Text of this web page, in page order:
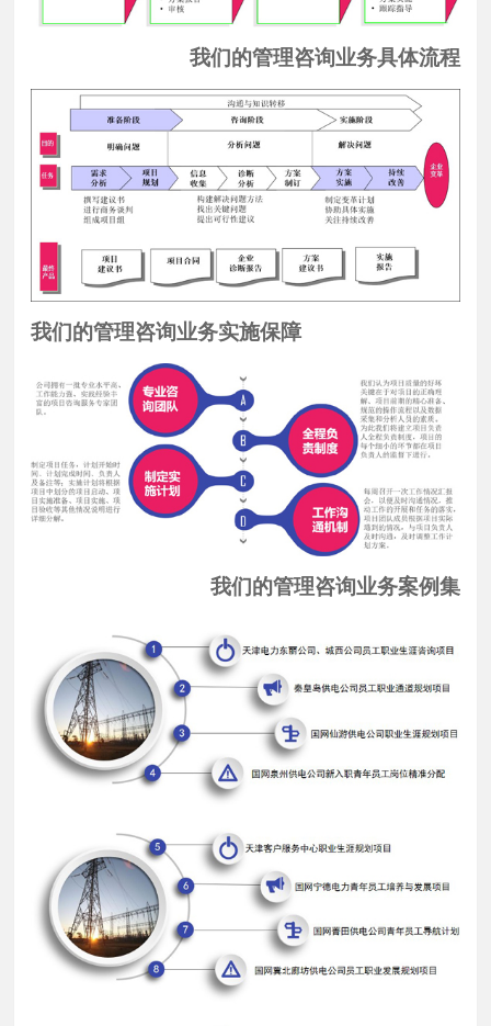
我们的管理咨询业务具体流程
我们的管理咨询业务实施保障
我们的管理咨询业务案例集